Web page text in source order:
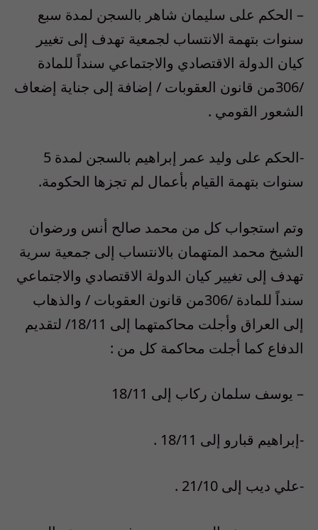
– الحكم على سليمان شاهر بالسجن لمدة سبع
سنوات بتهمة الانتساب لجمعية تهدف إلى تغيير
كيان الدولة الاقتصادي والاجتماعي سنداً للمادة
/306من قانون العقوبات / إضافة إلى جناية إضعاف
الشعور القومي .
-الحكم على وليد عمر إبراهيم بالسجن لمدة 5
سنوات بتهمة القيام بأعمال لم تجزها الحكومة.
وتم استجواب كل من محمد صالح أنس ورضوان
الشيخ محمد المتهمان بالانتساب إلى جمعية سرية
تهدف إلى تغيير كيان الدولة الاقتصادي والاجتماعي
سنداً للمادة /306من قانون العقوبات / والذهاب
إلى العراق وأجلت محاكمتهما إلى 18/11/ لتقديم
الدفاع كما أجلت محاكمة كل من :
– يوسف سلمان ركاب إلى 18/11
-إبراهيم قبارو إلى 18/11 .
-علي ديب إلى 21/10 .